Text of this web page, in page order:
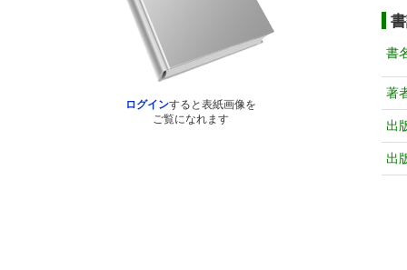
ログインすると表紙画像を
ご覧になれます
書
著
出
出